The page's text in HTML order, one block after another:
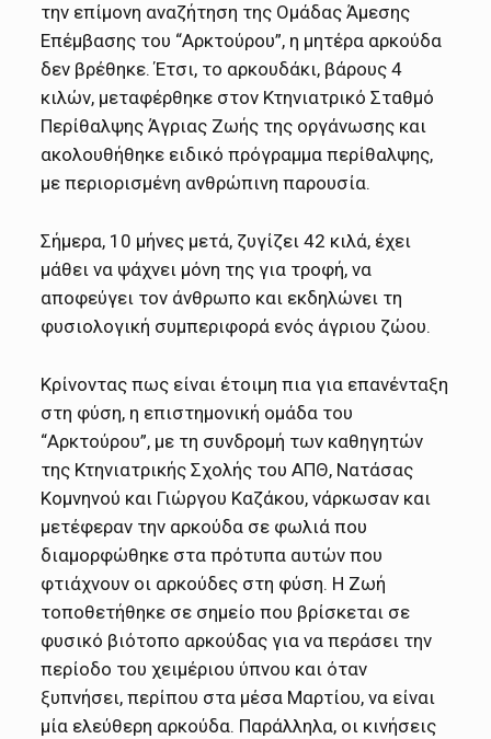
την επίμονη αναζήτηση της Ομάδας Άμεσης
Επέμβασης του “Αρκτούρου”, η μητέρα αρκούδα
δεν βρέθηκε. Έτσι, το αρκουδάκι, βάρους 4
κιλών, μεταφέρθηκε στον Κτηνιατρικό Σταθμό
Περίθαλψης Άγριας Ζωής της οργάνωσης και
ακολουθήθηκε ειδικό πρόγραμμα περίθαλψης,
με περιορισμένη ανθρώπινη παρουσία.
Σήμερα, 10 μήνες μετά, ζυγίζει 42 κιλά, έχει
μάθει να ψάχνει μόνη της για τροφή, να
αποφεύγει τον άνθρωπο και εκδηλώνει τη
φυσιολογική συμπεριφορά ενός άγριου ζώου.
Κρίνοντας πως είναι έτοιμη πια για επανένταξη
στη φύση, η επιστημονική ομάδα του
“Αρκτούρου”, με τη συνδρομή των καθηγητών
της Κτηνιατρικής Σχολής του ΑΠΘ, Νατάσας
Κομνηνού και Γιώργου Καζάκου, νάρκωσαν και
μετέφεραν την αρκούδα σε φωλιά που
διαμορφώθηκε στα πρότυπα αυτών που
φτιάχνουν οι αρκούδες στη φύση. Η Ζωή
τοποθετήθηκε σε σημείο που βρίσκεται σε
φυσικό βιότοπο αρκούδας για να περάσει την
περίοδο του χειμέριου ύπνου και όταν
ξυπνήσει, περίπου στα μέσα Μαρτίου, να είναι
μία ελεύθερη αρκούδα. Παράλληλα, οι κινήσεις